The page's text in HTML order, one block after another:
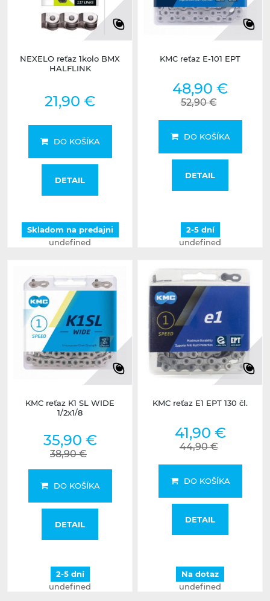
NEXELO reťaz 1kolo BMX
HALFLINK
21,90 €
DO KOŠÍKA
DETAIL
Skladom na predajni
undefined
KMC reťaz E-101 EPT
48,90 €
52,90 €
DO KOŠÍKA
DETAIL
2-5 dní
undefined
KMC reťaz K1 SL WIDE
1/2x1/8
35,90 €
38,90 €
DO KOŠÍKA
DETAIL
2-5 dní
undefined
KMC reťaz E1 EPT 130 čl.
41,90 €
44,90 €
DO KOŠÍKA
DETAIL
Na dotaz
undefined